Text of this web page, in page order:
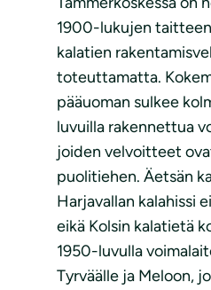
1900-lukujen
kalatien
toteuttamatta.
pääuoman sulkee
luvuilla rakennettua
joiden velvoitteet
puolitiehen. Äetsän
Harjavallan kalahissi
eikä Kolsin kalatietä
1950-luvulla
Tyrväälle ja Meloon,